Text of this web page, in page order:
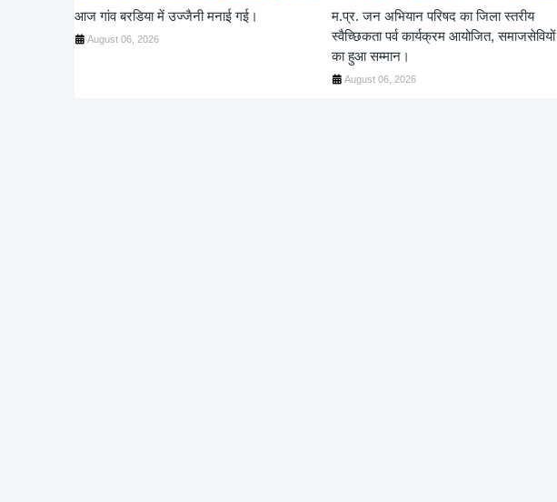
आज गांव बरडिया में उज्जैनी मनाई गई।
August 06, 2026
म.प्र. जन अभियान परिषद का जिला स्तरीय
स्वैच्छिकता पर्व कार्यक्रम आयोजित, समाजसेवियों
का हुआ सम्मान।
August 06, 2026